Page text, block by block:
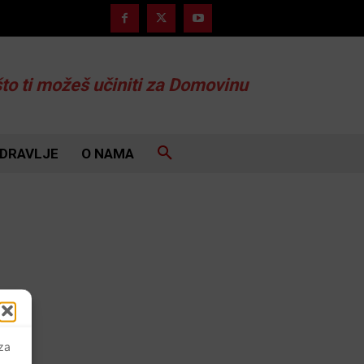
ti možeš učiniti za Domovinu
O NAMA